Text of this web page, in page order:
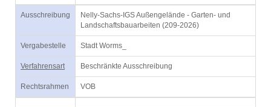
Ausschreibung
Nelly-Sachs-IGS Außengelände - Garten- und
Landschaftsbauarbeiten (209-2026)
Vergabestelle Stadt Worms_
Verfahrensart Beschränkte Ausschreibung
Rechtsrahmen VOB